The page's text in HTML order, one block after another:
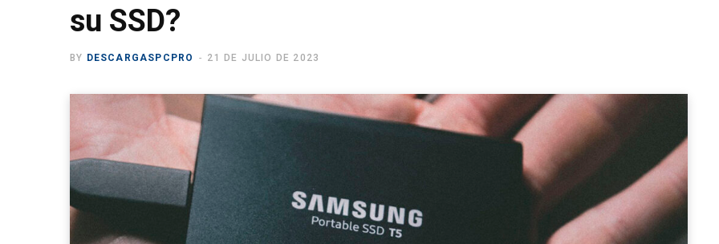
su SSD?
BY DESCARGASPCPRO 21 DE JULIO DE 2023